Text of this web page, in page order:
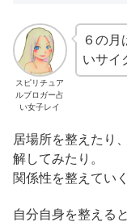
スピリチュア
ルブロガー占
い女子レイ
６の月
いサイ
居場所を整えたり
解してみたり。
関係性を整えてい
自分自身を整える